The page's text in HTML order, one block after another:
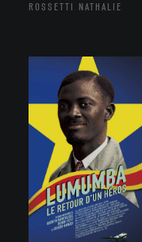
ROSSETTI NATHALIE